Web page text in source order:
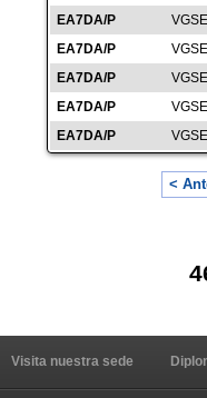
EA7DA/P
EA7DA/P
EA7DA/P
EA7DA/P
EA7DA/P
<
Visita nuestra sede